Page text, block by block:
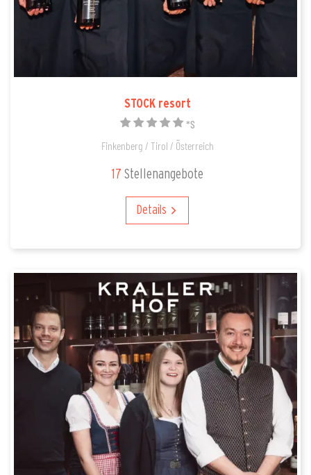
STOCK resort
*S
Finkenberg / Tirol / Österreich
17 Stellenangebote
Details